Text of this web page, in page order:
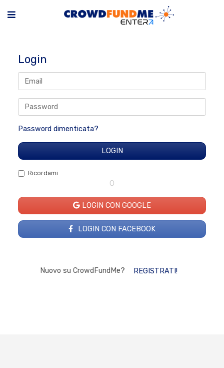
Login
Password dimenticata?
Ricordami
O
LOGIN CON GOOGLE
LOGIN CON FACEBOOK
Nuovo su CrowdFundMe? REGISTRATI!